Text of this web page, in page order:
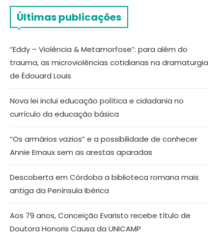
Últimas publicações
“Eddy – Violência & Metamorfose”: para além do
trauma, as microviolências cotidianas na dramaturgia
de Édouard Louis
Nova lei inclui educação política e cidadania no
currículo da educação básica
“Os armários vazios” e a possibilidade de conhecer
Annie Ernaux sem as arestas aparadas
Descoberta em Córdoba a biblioteca romana mais
antiga da Península Ibérica
Aos 79 anos, Conceição Evaristo recebe título de
Doutora Honoris Causa da UNICAMP